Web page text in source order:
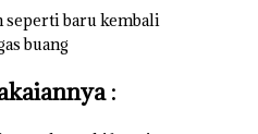
seperti baru kembali
buang
: